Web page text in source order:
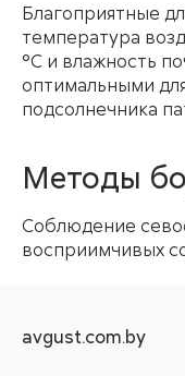
Благоприятные
температура
°С и влажность
оптимальными
подсолнечника
Методы
Соблюдение
восприимчивых
avgust.com.by